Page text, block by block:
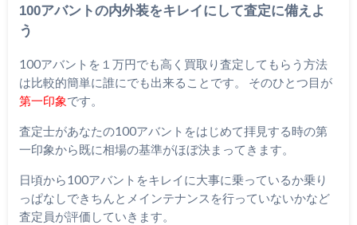
100アバントの内外装をキレイにして査定に備えよ
う
100アバントを１万円でも高く買取り査定してもらう方法
は比較的簡単に誰にでも出来ることです。 そのひとつ目が
第一印象です。
査定士があなたの100アバントをはじめて拝見する時の第
一印象から既に相場の基準がほぼ決まってきます。
日頃から100アバントをキレイに大事に乗っているか乗り
っぱなしできちんとメインテナンスを行っていないかなど
査定員が評価していきます。